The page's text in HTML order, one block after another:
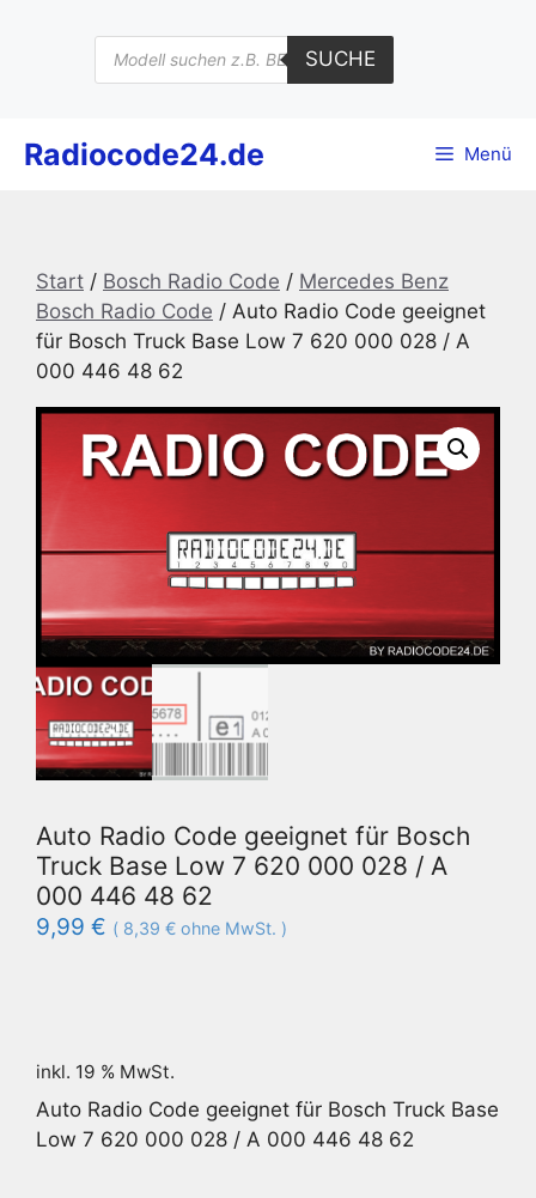
Products
search
SUCHE
Radiocode24.de Menü
Start / Bosch Radio Code / Mercedes Benz
Bosch Radio Code / Auto Radio Code geeignet
für Bosch Truck Base Low 7 620 000 028 / A
000 446 48 62
Auto Radio Code geeignet für Bosch
Truck Base Low 7 620 000 028 / A
000 446 48 62
9,99 € ( 8,39 € ohne MwSt. )
inkl. 19 % MwSt.
Auto Radio Code geeignet für Bosch Truck Base
Low 7 620 000 028 / A 000 446 48 62